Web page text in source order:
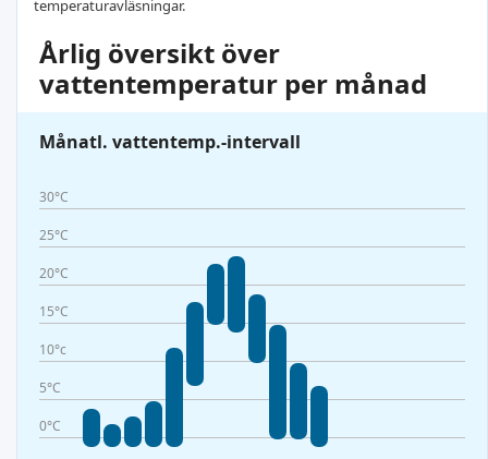
temperaturavläsningar.
Årlig översikt över
vattentemperatur per månad
Månatl. vattentemp.-intervall
30°C
25°C
20°C
15°C
10°c
5°C
0°C